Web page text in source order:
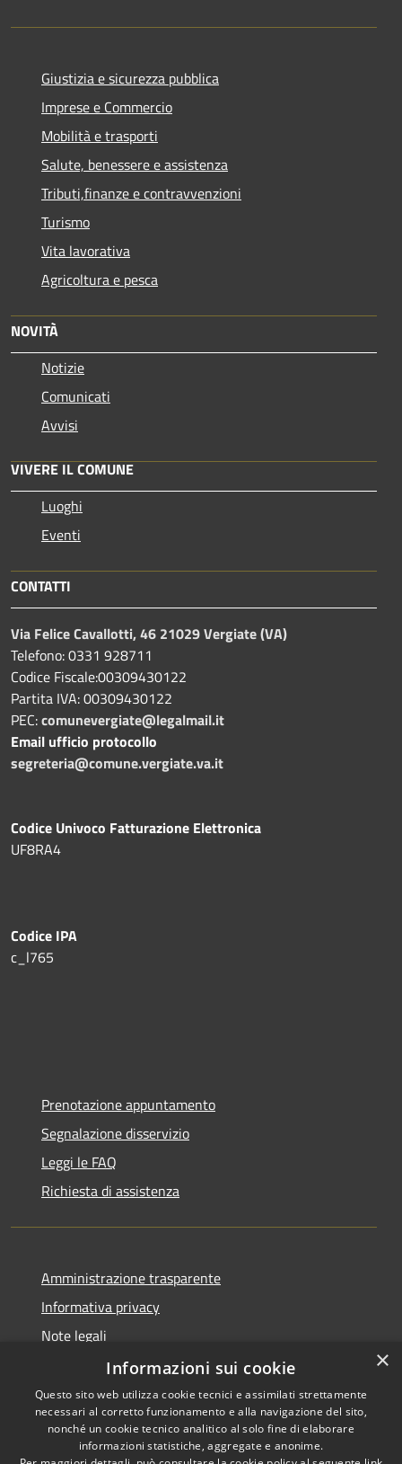
Giustizia e sicurezza pubblica
Imprese e Commercio
Mobilità e trasporti
Salute, benessere e assistenza
Tributi,finanze e contravvenzioni
Turismo
Vita lavorativa
Agricoltura e pesca
NOVITÀ
Notizie
Comunicati
Avvisi
VIVERE IL COMUNE
Luoghi
Eventi
CONTATTI
Via Felice Cavallotti, 46 21029 Vergiate (VA)
Telefono: 0331 928711
Codice Fiscale:00309430122
Partita IVA: 00309430122
PEC:comunevergiate@legalmail.it
Email ufficio protocollo
segreteria@comune.vergiate.va.it
Codice Univoco Fatturazione Elettronica
UF8RA4
Codice IPA
c_l765
Prenotazione appuntamento
Segnalazione disservizio
Leggi le FAQ
Richiesta di assistenza
Amministrazione trasparente
Informativa privacy
Note legali
Dichiarazione di accessibilità
RSS Copyright © 2026 • Comune di
×
Informazioni sui cookie
Questo sito web utilizza cookie tecnici e assimilati strettamente
necessari al corretto funzionamento e alla navigazione del sito,
nonché un cookie tecnico analitico al solo fine di elaborare
informazioni statistiche, aggregate e anonime.